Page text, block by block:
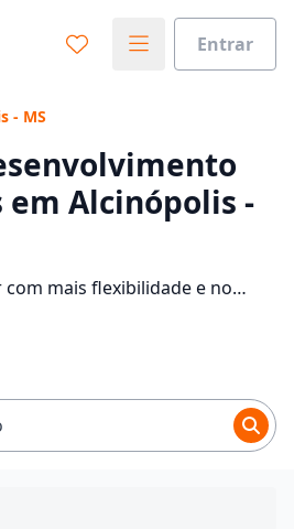
Entrar
- MS
em Alcinópolis -
mais flexibilidade e no